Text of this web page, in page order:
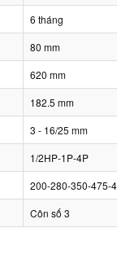
6 tháng
80 mm
620 mm
182.5 mm
3 - 16/25 mm
1/2HP-1P-4P
200-280-350-475-
Côn số 3